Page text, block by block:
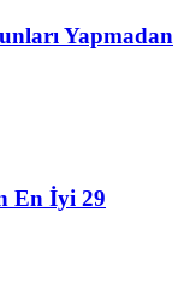
Yapmadan
En İyi 29